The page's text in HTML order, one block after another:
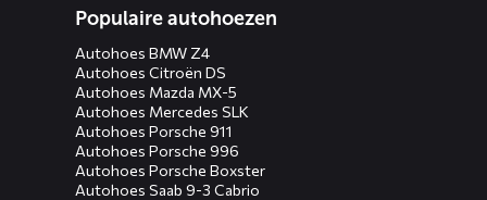
Populaire autohoezen
Autohoes BMW Z4
Autohoes Citroën DS
Autohoes Mazda MX-5
Autohoes Mercedes SLK
Autohoes Porsche 911
Autohoes Porsche 996
Autohoes Porsche Boxster
Autohoes Saab 9-3 Cabrio